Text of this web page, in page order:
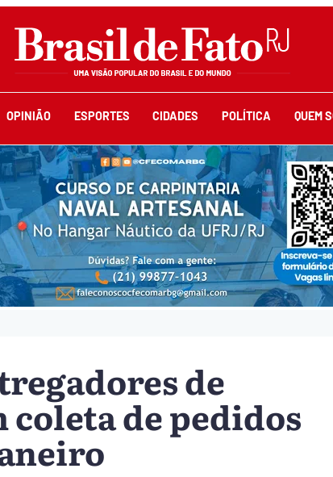
OPINIÃO ESPORTES CIDADES POLÍTICA QUEM
de
de pedidos